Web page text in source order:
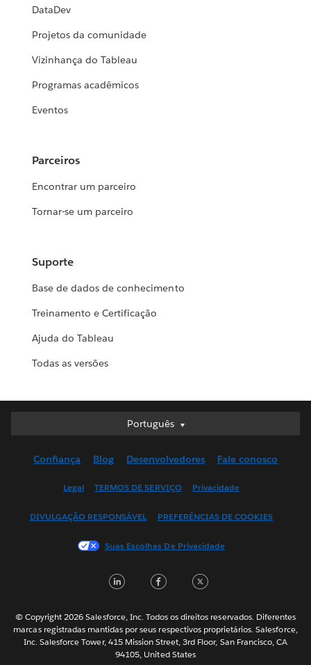
DataDev
Projetos da comunidade
Vizinhança do Tableau
Programas acadêmicos
Eventos
Parceiros
Encontrar um parceiro
Tornar-se um parceiro
Suporte
Base de dados de conhecimento
Treinamento e Certificação
Ajuda do Tableau
Todas as versões
Português
Português
English (UK)
Français (Canada)
日本語
Nederlands
Svenska
ไทย
Confiança Blog Desenvolvedores Fale conosco
Legal TERMOS DE SERVIÇO Privacidade
DIVULGAÇÃO RESPONSÁVEL PREFERÊNCIAS DE COOKIES
Suas Escolhas De Privacidade
LinkedInFacebook
© Copyright 2026 Salesforce, Inc. Todos os direitos reservados. Diferentes
marcas registradas mantidas por seus respectivos proprietários. Salesforce,
Inc. Salesforce Tower, 415 Mission Street, 3rd Floor, San Francisco, CA
94105, United States